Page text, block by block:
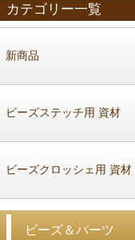
カテゴリー一覧
新商品
ビーズステッチ用 資材
ビーズクロッシェ用 資材
ビーズ＆パーツ